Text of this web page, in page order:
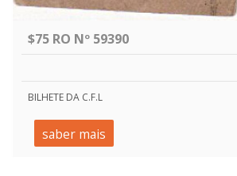
$75 RO Nº 59390
BILHETE DA C.F.L
saber mais